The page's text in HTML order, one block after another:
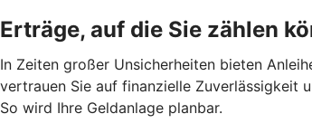
Erträge, auf die Sie zählen
In Zeiten großer Unsicherheiten bieten
vertrauen Sie auf finanzielle Zuverlässigkeit
So wird Ihre Geldanlage planbar.